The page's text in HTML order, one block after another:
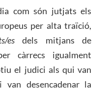
com són jutjats els
per alta traïció,
es dels mitjans de
càrrecs igualment
el judici als qui van
van desencadenar la